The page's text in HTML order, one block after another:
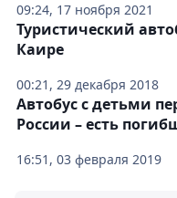
09:24, 17 ноября 2021
00:21, 29 декабря 2018
Туристический
Каире
16:51, 03 февраля 2019
Автобус с детьми
России – есть